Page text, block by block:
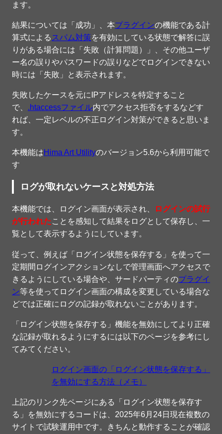
ます。
結果については「成功」、本プラグインの機能である計
算式による スパム対策を有効にしている状態で解答に誤
りがある場合には「失敗（計算問題）」、その他ユーザ
ー名の誤りやパスワードの誤りなどでログインできない
時には「失敗」と表示されます。
失敗したケースを元にIPアドレスを特定すること
で、 .htaccessファイル内でアクセス拒否をするなどす
れば、一定レベルの不正ログイン対策ができると思いま
す。
本機能はHima Art Utilityのバージョン5.6から利用可能で
す
ログが取れないケースと対処方法
本機能では、ログイン画面が表示され、
ログインの試行
が行われたことを感知して結果をログとして保存し、一
覧として表示するようにしています。
従って、例えば「ログイン状態を保存する」を使って一
定期間ログインアクションなしで管理画面へアクセスで
きるようにしている場合や、サードパーティのプラグイ
ン等を使ってログイン画面の構成を変更している場合な
どでは正確にログの記録が取れないことがあります。
「ログイン状態を保存する」機能を無効にしてより正確
な記録が取れるようにするには以下のページを参考にし
てみてください。
ログイン画面の「ログイン状態を保存する」
を無効にする方法（メモ）
上記のリンク先ページにある「ログイン状態を保存す
る」を無効にするコードは、 2025年6月24日現在複数の
サイトで試験運用中です。きちんと動作することが確認